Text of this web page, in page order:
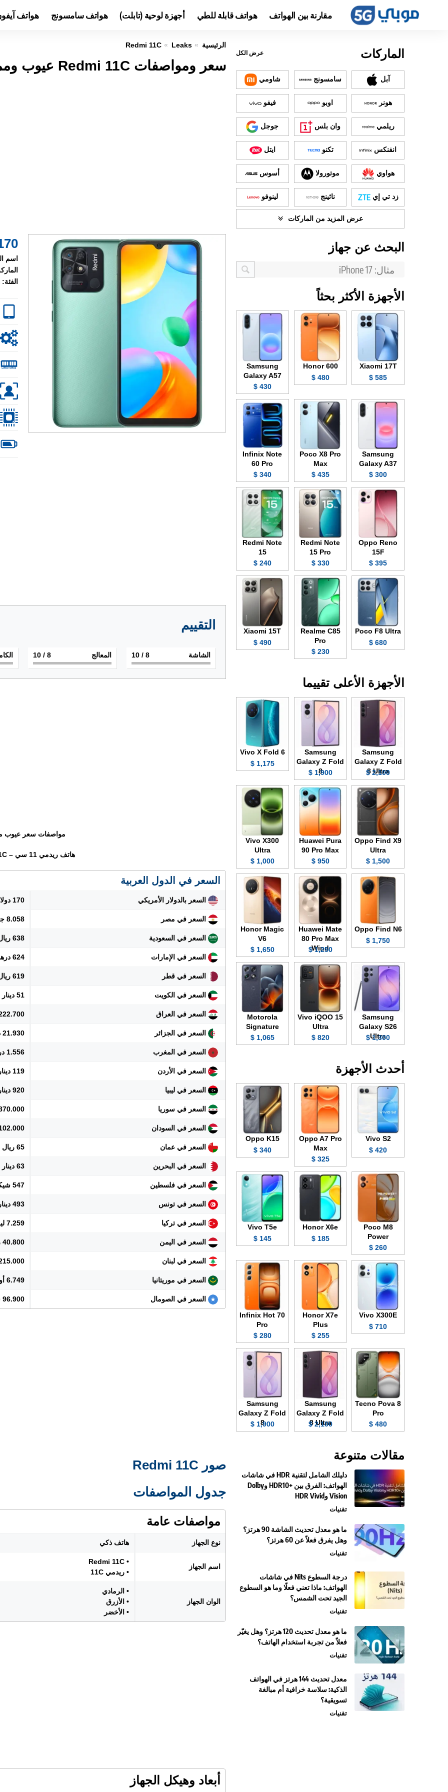
مقارنة بين الهواتف هواتف قابلة للطي أجهزة لوحية (تابلت) هواتف سامسونج هواتف
الرئيسية Leaks
Redmi 11C
سعر ومواصفات Redmi 11C عيوب ومميزات
$
اسم
الفئة:
التقييم
الشاشة 8
/ 10 المعالج 8
/ 10
مواصفات سعر عيوب
هاتف ريدمي 11 سي – Redmi 11C
السعر في الدول العربية
السعر بالدولار الأمريكي 170 دولار
السعر في مصر 8.058 جنيه
السعر في السعودية 638 ريال
السعر في الإمارات 624 درهم
السعر في قطر 619 ريال
السعر في الكويت 51 دينار
السعر في العراق 222.700
السعر في الجزائر 21.930 دينار
السعر في المغرب 1.556 درهم
السعر في الأردن 119 دينار
السعر في ليبيا 920 دينار
السعر في سوريا 1.870.000
السعر في السودان 102.000
السعر في عمان 65 ريال
السعر في البحرين 63 دينار
السعر في فلسطين 547 شيكل
السعر في تونس 493 دينار
السعر في تركيا 7.259 ليرة
السعر في اليمن 40.800 ريال
السعر في لبنان
السعر في موريتانيا 6.749 أوقية
السعر في الصومال 96.900 شلن
صور Redmi 11C
جدول المواصفات
مواصفات عامة
نوع الجهاز هاتف ذكي
اسم الجهاز
• Redmi 11C
• ريدمي 11C
الوان الجهاز
• الرمادي
• الأزرق
• الأخضر
أبعاد وهيكل الجهاز
الماركات عرض الكل
آبل سامسونج شاومي
هونر اوبو فيفو
ريلمي وان بلس جوجل
انفنكس تكنو ايتل
هواوي موتورولا أسوس
زد تي إي ناثينج لينوفو
عرض المزيد من الماركات
البحث عن جهاز
الأجهزة الأكثر بحثاً
Xiaomi 17T
585 $
Honor 600
480 $
Samsung
Galaxy A57
430 $
Samsung
Galaxy A37
300 $
Poco X8 Pro
Max
435 $
Infinix Note
60 Pro
340 $
Oppo Reno
15F
395 $
Redmi Note
15 Pro
330 $
Redmi Note
15
240 $
Poco F8 Ultra
680 $
Realme C85
Pro
230 $
Xiaomi 15T
490 $
الأجهزة الأعلى تقييما
Samsung
Galaxy Z Fold
8 Ultra
2,100 $
Samsung
Galaxy Z Fold
8
1,900 $
Vivo X Fold 6
1,175 $
Oppo Find X9
Ultra
1,500 $
Huawei Pura
90 Pro Max
950 $
Vivo X300
Ultra
1,000 $
Oppo Find N6
1,750 $
Huawei Mate
80 Pro Max
Wind
1,250 $
Honor Magic
V6
1,650 $
Samsung
Galaxy S26
Ultra
1,300 $
Vivo iQOO 15
Ultra
820 $
Motorola
Signature
1,065 $
أحدث الأجهزة
Vivo S2
420 $
Oppo A7 Pro
Max
325 $
Oppo K15
340 $
Poco M8
Power
260 $
Honor X6e
185 $
Vivo T5e
145 $
Vivo X300E
710 $
Honor X7e
Plus
255 $
Infinix Hot 70
Pro
280 $
Tecno Pova 8
Pro
480 $
Samsung
Galaxy Z Fold
8 Ultra
2,100 $
Samsung
Galaxy Z Fold
8
1,900 $
مقالات متنوعة
دليلك الشامل لتقنية HDR في شاشات
الهواتف: الفرق بين +HDR10 وDolby
Vision وHDR Vivid
تقنيات
ما هو معدل تحديث الشاشة 90 هرتز؟
وهل يفرق فعلاً عن 60 هرتز؟
تقنيات
درجة السطوع Nits في شاشات
الهواتف: ماذا تعني فعلًا وما هو السطوع
الجيد تحت الشمس؟
تقنيات
ما هو معدل تحديث 120 هرتز؟ وهل يغيّر
فعلاً من تجربة استخدام الهاتف؟
تقنيات
معدل تحديث 144 هرتز في الهواتف
الذكية: سلاسة خرافية أم مبالغة
تسويقية؟
تقنيات